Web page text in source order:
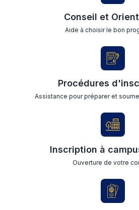
Conseil et
Aide à choisir le bon
Procédures
Assistance pour préparer et
Inscription à
Ouverture de votre